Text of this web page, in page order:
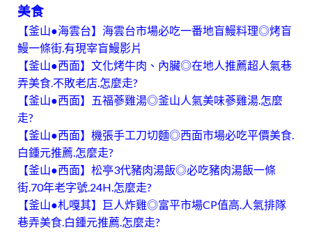
美食
【釜山●海雲台】海雲台市場必吃一番地盲鰻料理◎烤盲
鰻一條街.有現宰盲鰻影片
【釜山●西面】文化烤牛肉、內臟◎在地人推薦超人氣巷
弄美食.不敗老店.怎麼走?
【釜山●西面】五福蔘雞湯◎釜山人氣美味蔘雞湯.怎麼
走?
【釜山●西面】機張手工刀切麵◎西面市場必吃平價美食.
白鍾元推薦.怎麼走?
【釜山●西面】松亭3代豬肉湯飯◎必吃豬肉湯飯一條
街.70年老字號.24H.怎麼走?
【釜山●札嘎其】巨人炸雞◎富平市場CP值高.人氣排隊
巷弄美食.白鍾元推薦.怎麼走?